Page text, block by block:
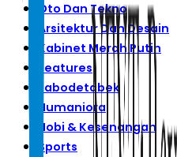
Oto Dan Tekno
Arsitektur Dan Desain
Kabinet Merah Putih
Features
Jabodetabek
Humaniora
Hobi & Kesenangan
Sports